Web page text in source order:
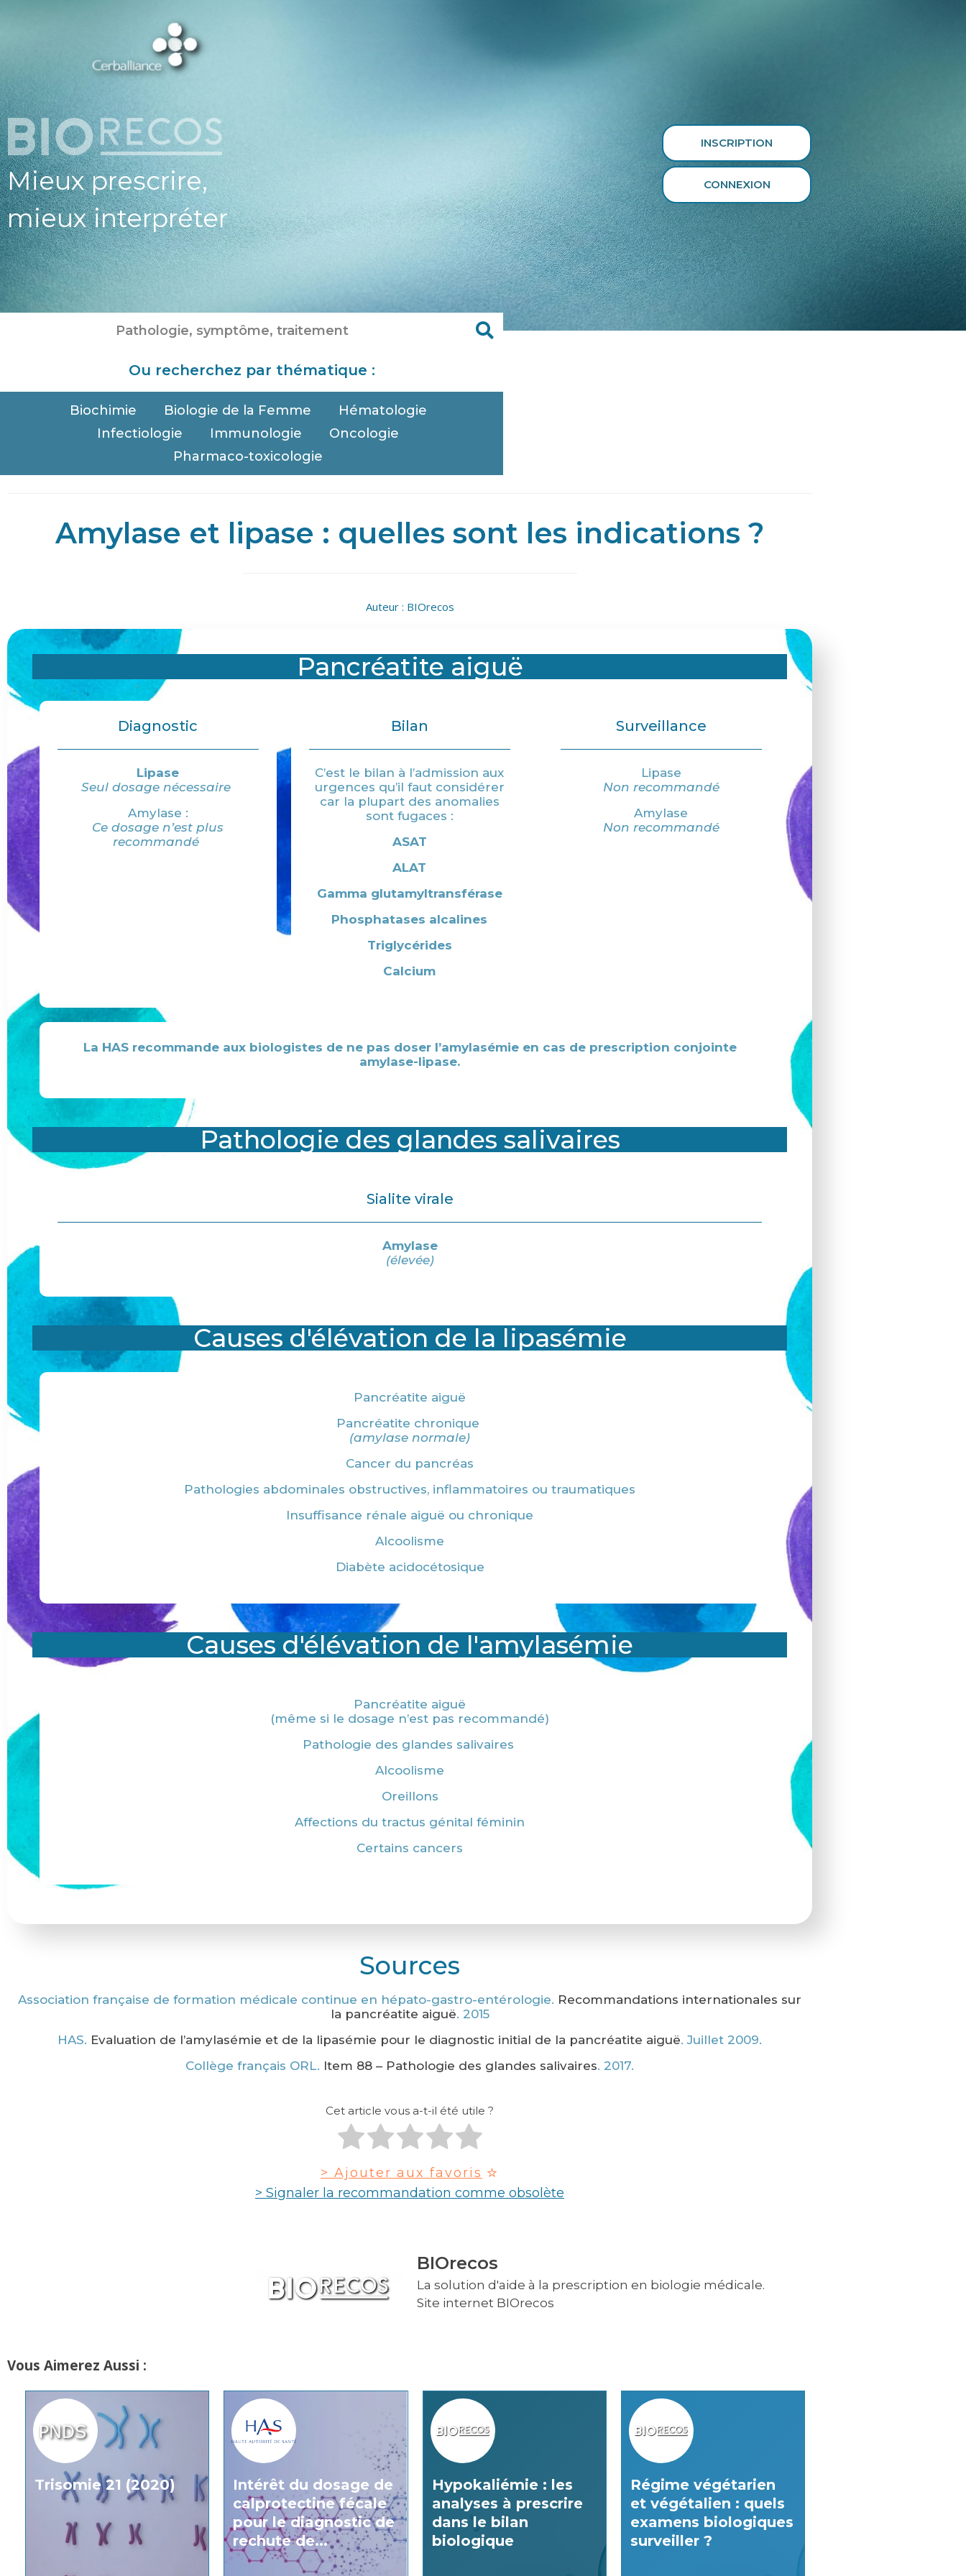
Mieux prescrire,
mieux interpréter
INSCRIPTION
CONNEXION
Ou recherchez par thématique :
Biochimie Biologie de la Femme
Hématologie
Infectiologie
Immunologie
Oncologie
Pharmaco-toxicologie
Amylase et lipase : quelles sont les indications ?
Auteur : BIOrecos
Pancréatite aiguë
Diagnostic
Lipase
Seul dosage nécessaire
Amylase :
Ce dosage n’est plus
recommandé
Bilan
C’est le bilan à l’admission aux
urgences qu’il faut considérer
car la plupart des anomalies
sont fugaces :
ASAT
ALAT
Gamma glutamyltransférase
Phosphatases alcalines
Triglycérides
Calcium
Surveillance
Lipase
Non recommandé
Amylase
Non recommandé
La HAS recommande aux biologistes de ne pas doser l’amylasémie en cas de prescription conjointe
amylase-lipase.
Pathologie des glandes salivaires
Sialite virale
Amylase
(élevée)
Causes d'élévation de la lipasémie
Pancréatite aiguë
Pancréatite chronique
(amylase normale)
Cancer du pancréas
Pathologies abdominales obstructives, inflammatoires ou traumatiques
Insuffisance rénale aiguë ou chronique
Alcoolisme
Diabète acidocétosique
Causes d'élévation de l'amylasémie
Pancréatite aiguë
(même si le dosage n’est pas recommandé)
Pathologie des glandes salivaires
Alcoolisme
Oreillons
Affections du tractus génital féminin
Certains cancers
Sources
Association française de formation médicale continue en hépato-gastro-entérologie. Recommandations internationales sur
la pancréatite aiguë. 2015
HAS. Evaluation de l’amylasémie et de la lipasémie pour le diagnostic initial de la pancréatite aiguë. Juillet 2009.
Collège français ORL. Item 88 – Pathologie des glandes salivaires. 2017.
Cet article vous a-t-il été utile ?
> Ajouter aux favoris
> Signaler la recommandation comme obsolète
BIOrecos
La solution d'aide à la prescription en biologie médicale.
Site internet BIOrecos
Vous Aimerez Aussi :
Trisomie 21 (2020)
Intérêt du dosage de
calprotectine fécale
pour le diagnostic de
rechute de...
Hypokaliémie : les
analyses à prescrire
dans le bilan
biologique
Régime végétarien
et végétalien : quels
examens biologiques
surveiller ?